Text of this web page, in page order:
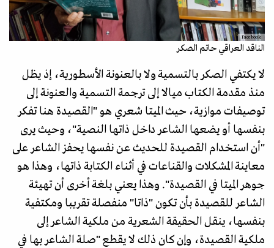
Facebook
الناقد العراقي حاتم الصكر
لا يكتفي الصكر بالتسمية ولا بالعنونة الأسطورية، إذ يظل
منذ مقدمة الكتاب ميالا إلى ترجمة التسمية والعنونة إلى
توصيفات موازية، حيث الميتا شعري هو "القصيدة هنا تفكر
بنفسها أو يضعها الشاعر داخل ذاتها النصية"، وحيث يرى
"أن استخدام القصيدة للحديث عن نفسها يحفز الشاعر على
معاينة المشكلات والقناعات في أثناء الكتابة ذاتها، وهذا هو
جوهر الميتا في القصيدة". وهذا يعني بلغة أخرى أن تهيئة
الشاعر للقصيدة بأن تكون "ذاتا" منفصلة تقريبا ومكتفية
بنفسها، ينقل الحقيقة الشعرية من ملكية الشاعر إلى
ملكية القصيدة، وإن كان ذلك لا يقطع "صلة الشاعر بها في